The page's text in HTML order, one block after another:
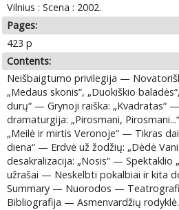
Vilnius : Scena : 2002.
Pages:
423 p
Contents:
Neišbaigtumo privilegija —
„Medaus skonis“, „Duokiškio
durų“ — Grynoji raiška: „Kvadratas“
dramaturgija: „Pirosmani,
„Meilė ir mirtis Veronoje“ — Tikras
diena“ — Erdvė už žodžių: „Dėdė
desakralizacija: „Nosis“ — Spektaklio
užrašai — Neskelbti pokalbiai ir kita
Summary — Nuorodos —
Bibliografija — Asmenvardžių rodyklė.